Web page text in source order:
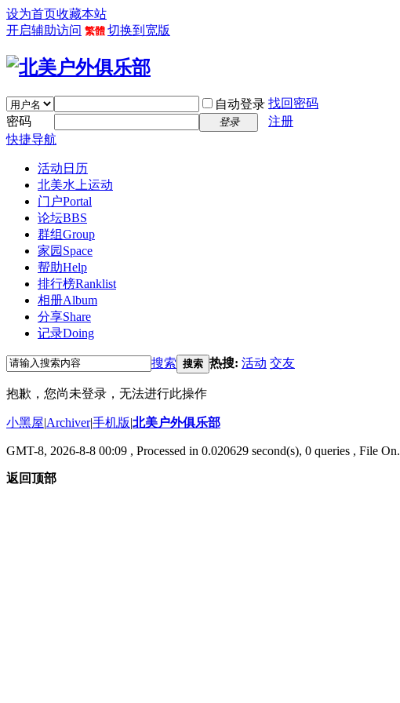
设为首页收藏本站
开启辅助访问 繁體 切换到宽版
自动登录 找回密码
密码
登录
注册
快捷导航
活动日历
北美水上运动
门户Portal
论坛BBS
群组Group
家园 Space
帮助Help
排行榜Ranklist
相册Album
分享Share
记录Doing
搜索 搜索 热搜: 活动 交友
抱歉，您尚未登录，无法进行此操作
小黑屋|Archiver|手机版|北美户外俱乐部
GMT-8, 2026-8-8 00:09 , Processed in 0.020629 second(s), 0 queries , File On.
返回顶部